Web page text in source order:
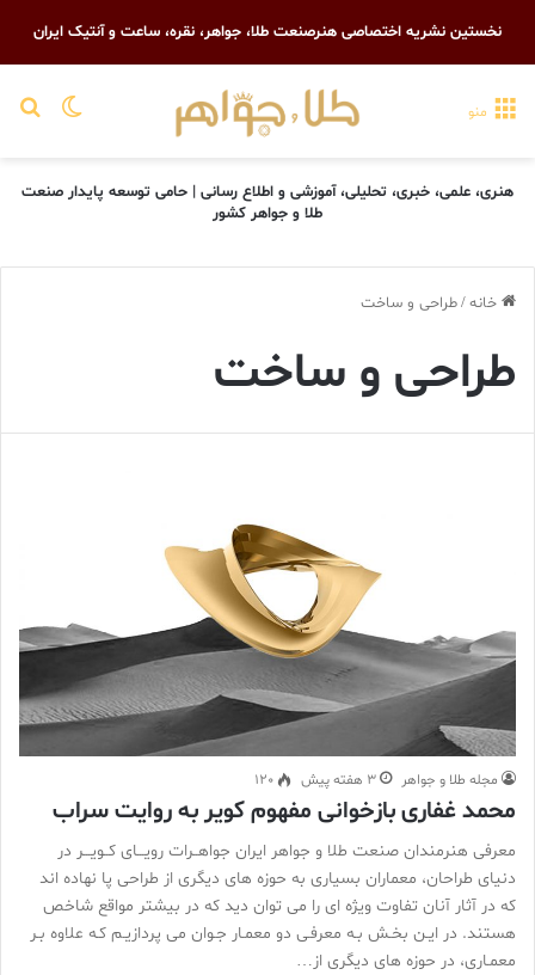
نخستین نشریه اختصاصی هنرصنعت طلا، جواهر، نقره، ساعت و آنتیک ایران
تغییر منو
هنری، علمی، خبری، تحلیلی، آموزشی و اطلاع رسانی | حامی توسعه پایدار صنعت
طلا و جواهر کشور
خانه/طراحی و ساخت
طراحی و ساخت
مجله طلا و جواهر 3 هفته پیش 120
محمد غفاری بازخوانی مفهوم کویر به روایت سراب
معرفی هنرمندان صنعت طلا و جواهر ایران جواهــرات رویـــای کــویـــر در
دنیای طراحان، معماران بسیاری به حوزه های دیگری از طراحی پا نهاده اند
که در آثار آنان تفاوت ویژه ای را می توان دید که در بیشتر مواقع شاخص
هستند. در ایـن بخـش بـه معرفـی دو معمـار جـوان می پردازیـم کـه علاوه بـر
معمـاری، در حوزه های دیگری از…